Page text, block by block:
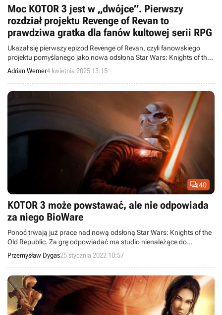
Moc KOTOR 3 jest w „dwójce”. Pierwszy
rozdział projektu Revenge of Revan to
prawdziwa gratka dla fanów kultowej serii RPG
Ukazał się pierwszy epizod Revenge of Revan, czyli fanowskiego
projektu pomyślanego jako nowa odsłona Star Wars: Knights of the
Old Republic.
Adrian Werner4 kwietnia 2025 13:15
40
KOTOR 3 może powstawać, ale nie odpowiada
za niego BioWare
Ponoć trwają już prace nad nową odsłoną Star Wars: Knights of the
Old Republic. Za grę odpowiadać ma studio nienależące do
Electronic Arts.
Przemysław Dygas25 stycznia 2022 10:57